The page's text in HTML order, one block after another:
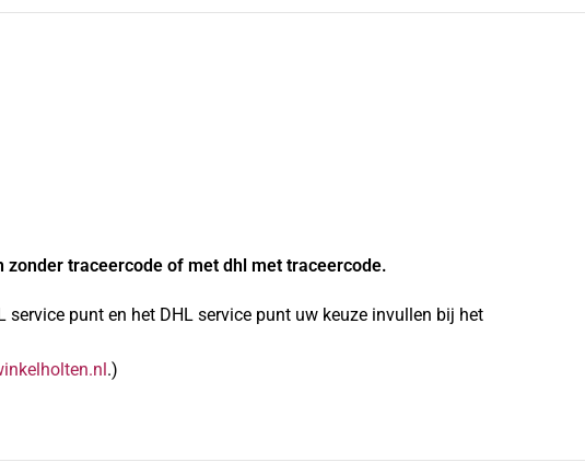
zonder traceercode of met dhl met traceercode.
punt en het DHL service punt uw keuze invullen bij het
.)